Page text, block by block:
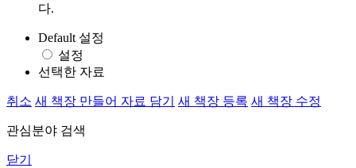
다.
Default 설정
설정
선택한 자료
취소 새 책장 만들어 자료 담기 새 책장 등록 새 책장 수정
관심분야 검색
닫기